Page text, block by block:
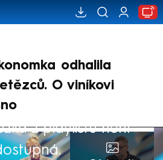
odhalila
O viníkovi
z playlistu není